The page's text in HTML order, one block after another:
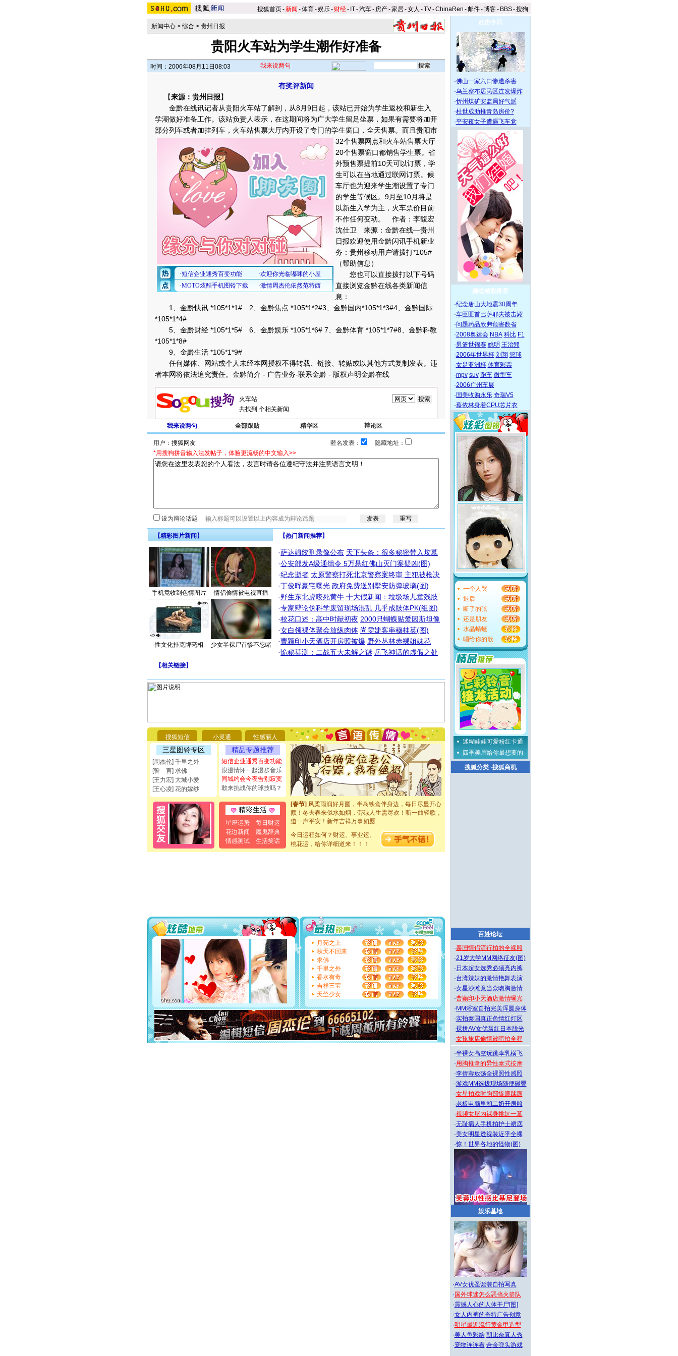
搜狐首页-新闻 -体育-娱乐- 财经- IT-汽车- 房产-家居-女人 -TV-ChinaRen -邮件-博客- BBS-搜狗
新闻中心 > 综合 > 贵州日报
贵阳火车站为学生潮作好准备
时间：2006年08月11日08:03 我来说两句
有奖评新闻
【来源：贵州日报】
金黔在线讯记者从贵阳火车站了解到，从8月9日起，该站已开始为学生返校和新生入
学潮做好准备工作。该站负责人表示，在这期间将为广大学生留足坐票，如果有需要将加开
部分列车或者加挂列车，火车站售票大厅内开设了专门的学生窗口，全天售票。 而且贵阳市
32个售票网点和火车站售票大厅
20个售票窗口都销售学生票。省
外预售票提前10天可以订票，学
生可以在当地通过联网订票。候
车厅也为迎来学生潮设置了专门
的学生等候区。9月至10月将是
以新生入学为主，火车票价目前
不作任何变动。 作者：李馥宏
沈仕卫 来源：金黔在线—贵州
日报欢迎使用金黔闪讯手机新业
务：贵州移动用户请拨打*105#
（帮助信息）
您也可以直接拨打以下号码
直接浏览金黔在线各类新闻信
息：
1、金黔快讯 *105*1*1# 2、金黔焦点 *105*1*2#3、金黔国内*105*1*3#4、金黔国际
*105*1*4#
5、金黔财经 *105*1*5# 6、金黔娱乐 *105*1*6# 7、金黔体育 *105*1*7#8、金黔科教
*105*1*8#
9、金黔生活 *105*1*9#
任何媒体、网站或个人未经本网授权不得转载、链接、转贴或以其他方式复制发表。违
者本网将依法追究责任。金黔简介 - 广告业务-联系金黔 - 版权声明金黔在线
共找到 个相关新闻.
我来说两句 全部跟贴 精华区 辩论区
用户： 匿名发表：
隐藏地址：
*用搜狗拼音输入法发帖子，体验更流畅的中文输入>>
设为辩论话题
【精彩图片新闻】
手机竟收到色情图片 情侣偷情被电视直播
性文化扑克牌亮相 少女半裸尸首惨不忍睹
【热门新闻推荐】
·萨达姆绞刑录像公布 天下头条：很多秘密带入坟墓
·公安部发A级通缉令 5万悬红佛山灭门案疑凶(图)
·纪念逝者 太原警察打死北京警察案终审 主犯被枪决
·丁俊晖豪宅曝光 政府免费送别墅安防弹玻璃(图)
·野生东北虎咬死黄牛 十大假新闻：垃圾场儿童残肢
·专家辩论伪科学废留现场混乱 几乎成肢体PK(组图)
·校花口述：高中时献初夜 2000只蝴蝶贴爱因斯坦像
·女白领祼体聚会放纵肉体 尚雯婕客串穆桂英(图)
·曹颖印小天酒店开房照被爆 野外丛林赤裸姐妹花
·诡秘莫测：二战五大未解之谜 岳飞神话的虚假之处
【相关链接】
搜狐短信 小灵通 性感丽人
三星图铃专区
[周杰伦] 千里之外
[誓 言] 求佛
[王力宏] 大城小爱
[王心凌] 花的嫁纱
精品专题推荐
短信企业通秀百变功能
浪漫情怀一起漫步音乐
同城约会今夜告别寂寞
敢来挑战你的球技吗？
精彩生活
星座运势
每日财运
花边新闻
魔鬼辞典
情感测试
生活笑话
[圣诞节] 圣诞节到了，想想没什么送给你的，又不打算给
[圣诞节]不只这样的日子才会想起你,而是这样的日子才
[元旦]看到你我会触电；看不到你我要充电；没有你我会
断电。爱你是我职业，想你是我事业，抱你是我特长，吻
你是我专业！水晶之恋祝你新年快乐
[元旦]如果上天让我许三个愿望，一是今生今世和你在一
起；二是再生再世和你在一起；三是三生三世和你不再分
离。水晶之恋祝你新年快乐
[元旦]当我狠下心扭头离去那一刻，你在我身后无助地哭
泣，这痛楚让我明白我多么爱你。我转身抱住你：这猪不
卖了。水晶之恋祝你新年快乐。
[春节]
颜！冬去春来似水如烟，劳碌人生需尽欢！听一曲轻歌，
道一声平安！新年吉祥万事如愿
[春节]
传说薰衣草有四片叶子：第一片叶子是信仰，第二
片叶子是希望，第三片叶子是爱情，第四片叶子是幸运。
送你一棵薰衣草，愿你新年快乐！
[圣诞节]圣诞节到了，想想没什么送给你的，又不打算给
[元旦]看到你我会触电；看不到你我要充电；没有你我会
断电。爱你是我职业，想你是我事业，抱你是我特长，吻
你是我专业！水晶之恋祝你新年快乐
[元旦]
如果上天让我许三个愿望，一是今生今世和你在一
起；二是再生再世和你在一起；三是三生三世和你不再分
离。水晶之恋祝你新年快乐
[元旦]
当我狠下心扭头离去那一刻，你在我身后无助地哭
泣，这痛楚让我明白我多么爱你。我转身抱住你：这猪不
卖了。水晶之恋祝你新年快乐。
[春节]
风柔雨润好月圆，半岛铁盒伴身边，每日尽显开心
颜！冬去春来似水如烟，劳碌人生需尽欢！听一曲轻歌，
道一声平安！新年吉祥万事如愿
[春节]传说薰衣草有四片叶子：第一片叶子是信仰，第二
片叶子是希望，第三片叶子是爱情，第四片叶子是幸运。
送你一棵薰衣草，愿你新年快乐！
今日运程如何？财运、事业运、
桃花运，给你详细道来！！！
月亮之上
秋天不回来
求佛
千里之外
香水有毒
吉祥三宝
天竺少女
点击今日
·佛山一家六口惨遭杀害
·乌兰察布居民区连发爆炸
·忻州煤矿安监局好气派
·杜世成助推青岛房价?
·平安夜女子遭遇飞车党
频道精彩推荐
·纪念唐山大地震30周年
·车臣匪首巴萨耶夫被击毙
·问题药品欣弗危害数省
·2008奥运会 NBA 科比 F1
·男篮世锦赛 姚明 王治郅
·2006年世界杯 刘翔 篮球
·女足亚洲杯 体育彩票
·mpv suv 跑车 微型车
·2006广州车展
· 国美收购永乐 奇瑞V5
·蔡依林身着CPU芯片衣
一个人哭
退后
断了的弦
还是朋友
水晶蜻蜓
唱给你的歌
迷糊娃娃可爱粉红卡通
四季美眉给你最想要的
搜狐分类·搜狐商机
百姓论坛
·泰国情侣流行拍的全裸照
·21岁大学MM网络征友(图)
· 日本超女选秀必须亮内裤
·台湾辣妹的激情艳舞表演
·女星沙滩竟当众吻胸激情
·曹颖印小天酒店激情曝光
· MM浴室自拍完美浑圆身体
·实拍泰国真正色情红灯区
·裸拼AV女优翁红日本脱光
·女孩旅店偷情被暗拍全程
·半裸女高空玩跳伞乳横飞
·用胸推拿的异性泰式按摩
·李倩蓉放荡全裸照性感照
·游戏MM选拔现场随便碰臀
·女星拍戏时胸部惨遭蹂躏
·老板电脑里和二奶开房照
·视频女屋内裸身挑逗一幕
·无耻病人手机拍护士裙底
·美女明星透视装近乎全裸
·惊！世界各地的怪物(图)
娱乐基地
·AV女优圣诞装自拍写真
· 国外球迷怎么恶搞火箭队
·震撼人心的人体干尸[图]
·女人内裤的奇特广告创意
·明星最近流行黄金甲造型
·美人鱼彩绘 朝比奈真人秀
·宠物连连看 合金弹头游戏